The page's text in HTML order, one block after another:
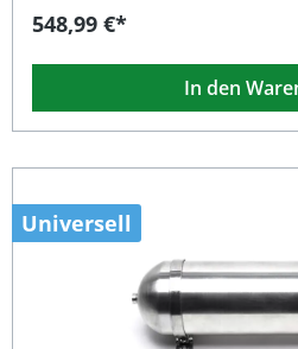
Systemen. Die hochwertige
Performance im täglichen
aus Leistung und Design ist
funktional, sondern auch ein
Universell einsetzbarer 11,5-
Echt-Carbon-Furnier Mehrere Anschlüsse für flexible
hochwertig verarbeitet Ideal zur Systemerweiterung oder
als optisches Highlight Lieferumfang: 1x TA Technix
Lufttank 11,5 Liter
548,99 €*
In den
Universell